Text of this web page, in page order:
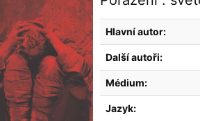
Hlavní autor:
Další autoři:
Médium:
Jazyk: